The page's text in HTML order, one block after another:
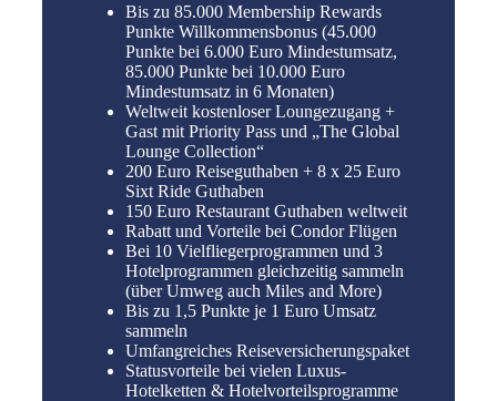
Bis zu 85.000 Membership Rewards
Punkte Willkommensbonus (45.000
Punkte bei 6.000 Euro Mindestumsatz,
85.000 Punkte bei 10.000 Euro
Mindestumsatz in 6 Monaten)
Weltweit kostenloser Loungezugang +
Gast mit Priority Pass und „The Global
Lounge Collection“
200 Euro Reiseguthaben + 8 x 25 Euro
Sixt Ride Guthaben
150 Euro Restaurant Guthaben weltweit
Rabatt und Vorteile bei Condor Flügen
Bei 10 Vielfliegerprogrammen und 3
Hotelprogrammen gleichzeitig sammeln
(über Umweg auch Miles and More)
Bis zu 1,5 Punkte je 1 Euro Umsatz
sammeln
Umfangreiches Reiseversicherungspaket
Statusvorteile bei vielen Luxus-
Hotelketten & Hotelvorteilsprogramme